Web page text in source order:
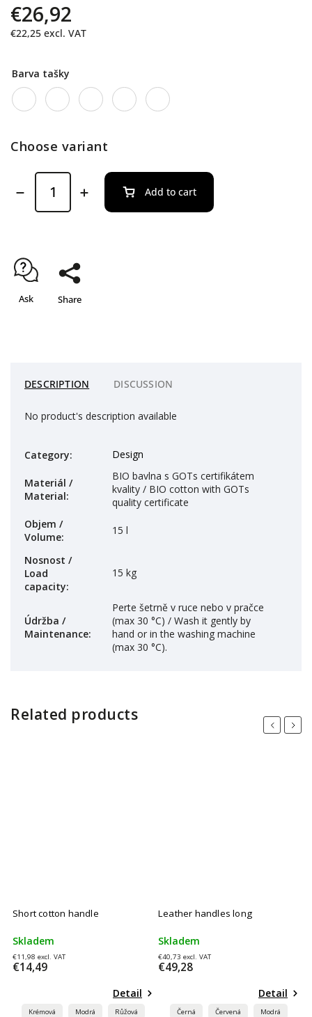
€26,92
€22,25 excl. VAT
Barva tašky
Choose variant
Add to cart
Ask Share
DESCRIPTION DISCUSSION
No product's description available
Category: Design
Materiál /
Material:
BIO bavlna s GOTs certifikátem
kvality / BIO cotton with GOTs
quality certificate
Objem /
Volume:
15 l
Nosnost /
Load
capacity:
15 kg
Údržba /
Maintenance:
Perte šetrně v ruce nebo v pračce
(max 30 °C) / Wash it gently by
hand or in the washing machine
(max 30 °C).
Related products
Previous
Short cotton handle
Skladem
€11,98 excl. VAT
€14,49
Detail
Krémová Modrá Růžová
Leather handles long
Skladem
€40,73 excl. VAT
€49,28
Detail
Černá Červená Modrá
Next